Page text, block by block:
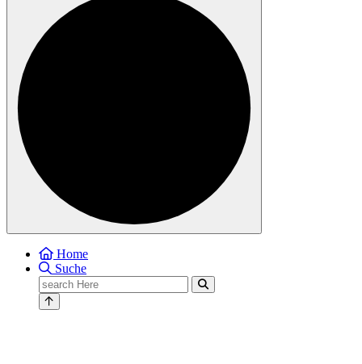
Home
Suche
Search
for: